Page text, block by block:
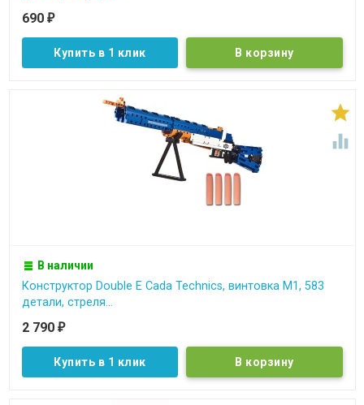
690 ₽
Купить в 1 клик


В наличии
Конструктор Double E Cada Technics, винтовка М1, 583
детали, стреля...
2 790 ₽
Купить в 1 клик